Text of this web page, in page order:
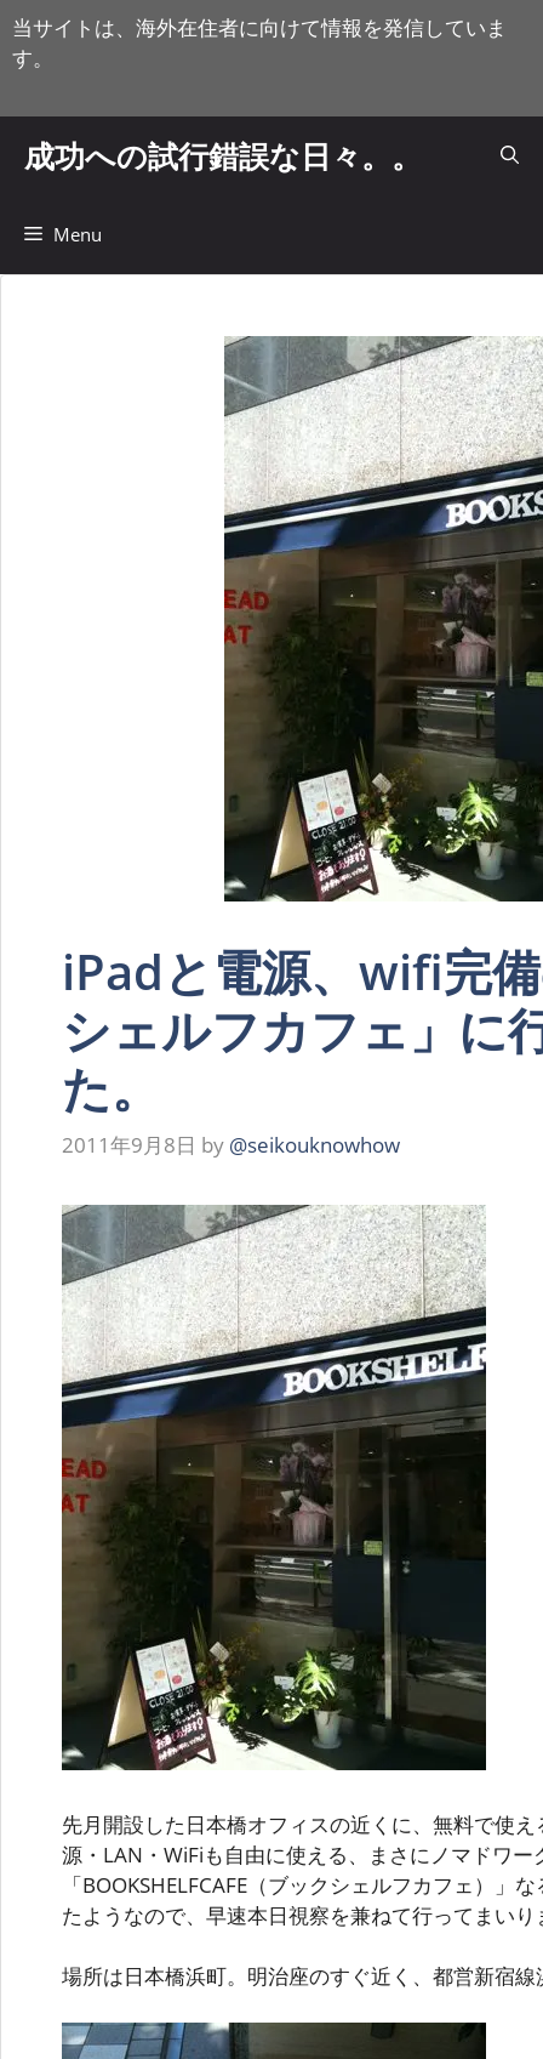
コ
ン
テ
当サイトは、海外在住者に向けて情報を発信していま
す。
成功への試行錯誤な日々。。
Menu
iPadと電源、wifi完
シェルフカフェ」に
た。
2011年9月8日 by @seikouknowhow
先月開設した日本橋オフィスの近くに、無料で使
源・LAN・WiFiも自由に使える、まさにノマドワー
「BOOKSHELFCAFE（ブックシェルフカフェ）」
たようなので、早速本日視察を兼ねて行ってまいり
場所は日本橋浜町。明治座のすぐ近く、都営新宿